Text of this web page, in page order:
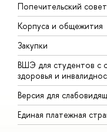
Попечительский совет
Корпуса и общежития
Закупки
ВШЭ для студентов с
здоровья и
Версия для
Единая платежная